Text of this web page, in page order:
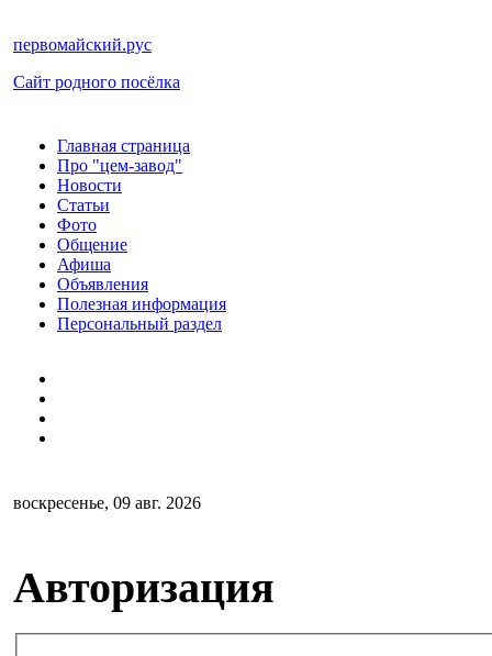
первомайский.рус
Сайт родного посёлка
Главная страница
Про "цем-завод"
Новости
Статьи
Фото
Общение
Афиша
Объявления
Полезная информация
Персональный раздел
воскресенье, 09 авг. 2026
Авторизация